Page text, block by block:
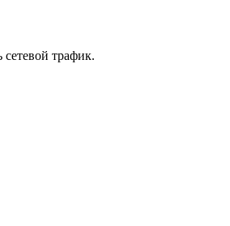
трафик.